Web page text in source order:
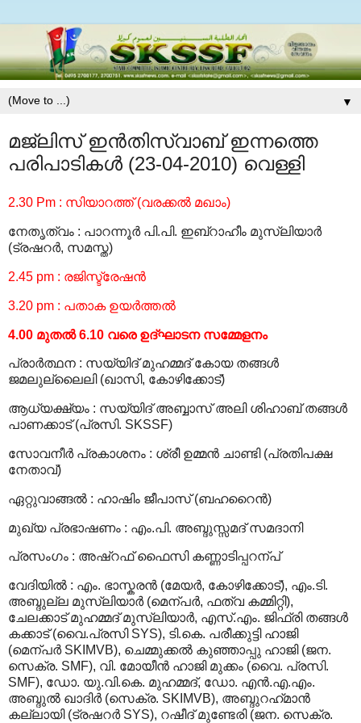
▼
മജ്‌ലിസ് ഇന്‍തിസ്വാബ് ഇന്നത്തെ
പരിപാടികള്‍ (23-04-2010) വെള്ളി
2.30 Pm : സിയാറത്ത് (വരക്കല്‍ മഖാം)
നേതൃത്വം : പാറന്നൂര്‍ പി.പി. ഇബ്റാഹീം മുസ്‍ലിയാര്‍
(ട്രഷറര്‍, സമസ്ത)
2.45 pm : രജിസ്ട്രേഷന്‍
3.20 pm : പതാക ഉയര്‍ത്തല്‍
4.00 മുതല്‍ 6.10 വരെ ഉദ്ഘാടന സമ്മേളനം
പ്രാര്‍ത്ഥന : സയ്യിദ് മുഹമ്മദ് കോയ തങ്ങള്‍
ജമലുല്ലൈലി (ഖാസി, കോഴിക്കോട്)
ആധ്യക്ഷ്യം : സയ്യിദ് അബ്ബാസ് അലി ശിഹാബ് തങ്ങള്‍
പാണക്കാട് (പ്രസി. SKSSF)
സോവനീര്‍ പ്രകാശനം : ശ്രീ ഉമ്മന്‍ ചാണ്ടി (പ്രതിപക്ഷ
നേതാവ്)
ഏറ്റുവാങ്ങല്‍ : ഹാഷിം ജീപാസ് (ബഹറൈന്‍)
മുഖ്യ പ്രഭാഷണം : എം.പി. അബ്ദുസ്സമദ് സമദാനി
പ്രസംഗം : അഷ്റഫ് ഫൈസി കണ്ണാടിപ്പറന്പ്
വേദിയില്‍ : എം. ഭാസ്കരന്‍ (മേയര്‍, കോഴിക്കോട്), എം.ടി.
അബ്ദുല്ല മുസ്‍ലിയാര്‍ (മെന്പര്‍, ഫത്‍വ കമ്മിറ്റി),
ചേലക്കാട് മുഹമ്മദ് മുസ്‍ലിയാര്‍, എസ്.എം. ജിഫ്രി തങ്ങള്‍
കക്കാട് (വൈ.പ്രസി SYS), ടി.കെ. പരീക്കുട്ടി ഹാജി
(മെന്പര്‍ SKIMVB), ചെമ്മുക്കല്‍ കുഞ്ഞാപ്പു ഹാജി (ജന.
സെക്ര. SMF), വി. മോയീന്‍ ഹാജി മുക്കം (വൈ. പ്രസി.
SMF), ഡോ. യു.വി.കെ. മുഹമ്മദ്, ഡോ. എന്‍.എ.എം.
അബ്ദുല്‍ ഖാദിര്‍ (സെക്ര. SKIMVB), അബ്ദുറഹ്‍മാന്‍
കല്ലായി (ട്രഷറര്‍ SYS), റഷീദ് മുണ്ടേരി (ജന. സെക്ര.